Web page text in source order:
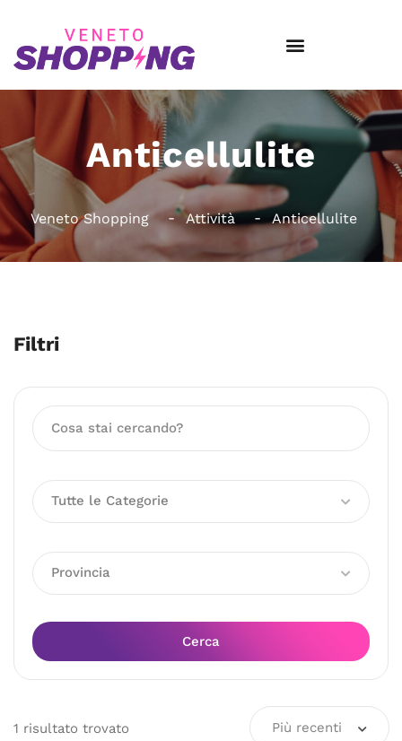
Anticellulite
Veneto Shopping Attività Anticellulite
Filtri
Tutte le Categorie
Provincia
Cerca
1 risultato trovato Più recenti